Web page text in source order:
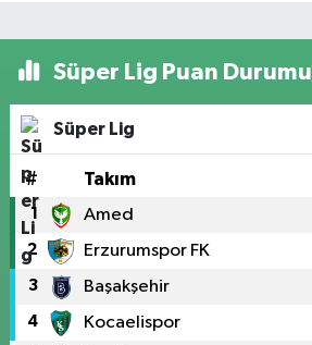
Süper Lig Puan Durumu
Süper Lig
# Takım
1 Amed
2 Erzurumspor FK
3 Başakşehir
4 Kocaelispor